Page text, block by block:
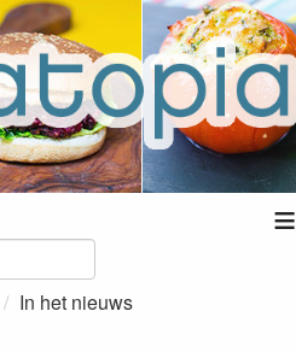
≡
In het nieuws